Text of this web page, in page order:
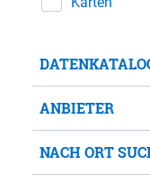
ANBIETER
NACH ORT